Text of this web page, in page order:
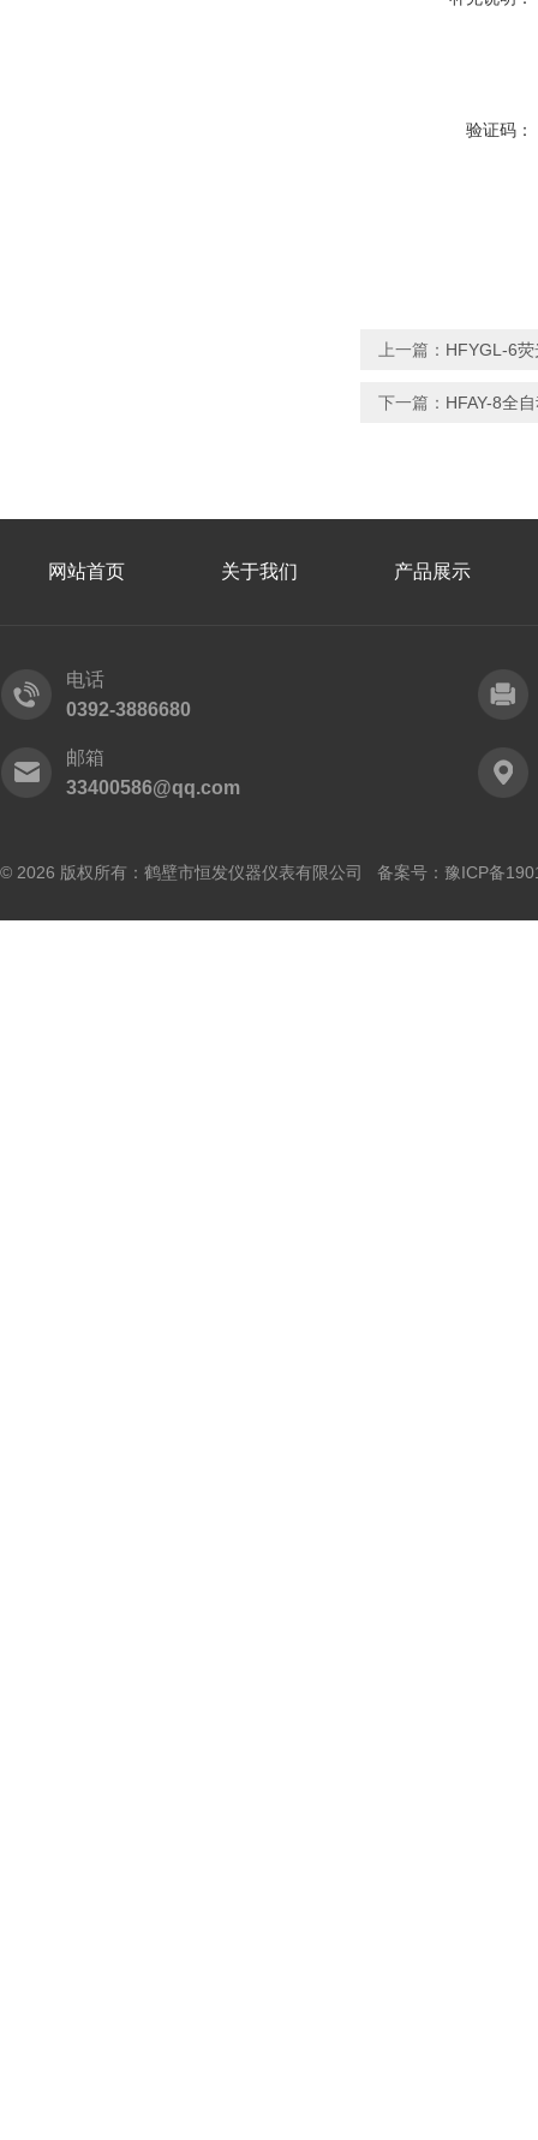
验证码：
上一篇： HFYGL-6
下一篇： HFAY-8全
网站首页 关于我们 产品展示
电话
0392-3886680
邮箱
33400586@qq.com
© 2026 版权所有：鹤壁市恒发仪器仪表有限公司 备案号： 豫ICP备